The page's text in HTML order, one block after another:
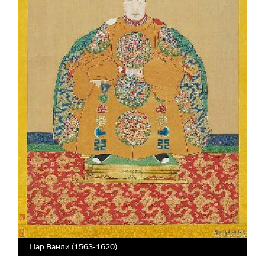
Цар Ванли (1563-1620)